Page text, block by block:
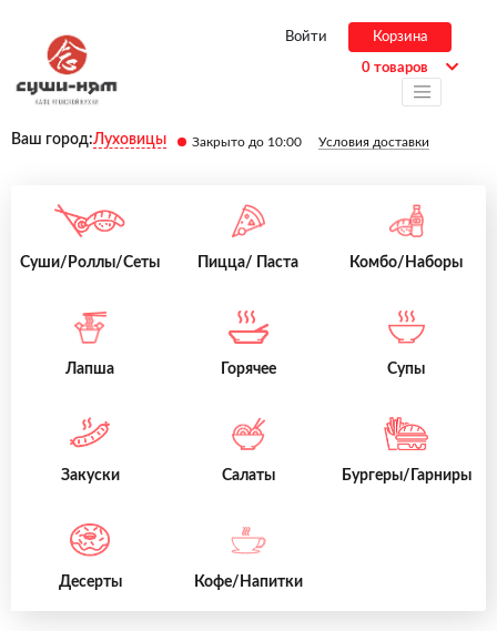
Ваш город:Луховицы Закрыто до 10:00 Условия доставки
Войти Корзина
0 товаров
Суши/Роллы/Сеты Пицца/ Паста Комбо/Наборы
Лапша Горячее Супы
Закуски Салаты Бургеры/Гарниры
Десерты Кофе/Напитки